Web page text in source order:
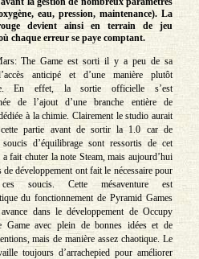
eau, pression, maintenance). La
devient ainsi en terrain de jeu
chaque erreur se paye comptant.
The Game est sorti il y a peu de sa
anticipé et d’une manière plutôt
En effet, la sortie officielle s’est
de l’ajout d’une branche entière de
à la chimie. Clairement le studio aurait
partie avant de sortir la 1.0 car de
soucis d’équilibrage sont ressortis de cet
a fait chuter la note Steam, mais aujourd’hui
de développement ont fait le nécessaire pour
soucis. Cette mésaventure est
du fonctionnement de Pyramid Games
dans le développement de Occupy
Game avec plein de bonnes idées et de
mais de manière assez chaotique. Le
toujours d’arrachepied pour améliorer